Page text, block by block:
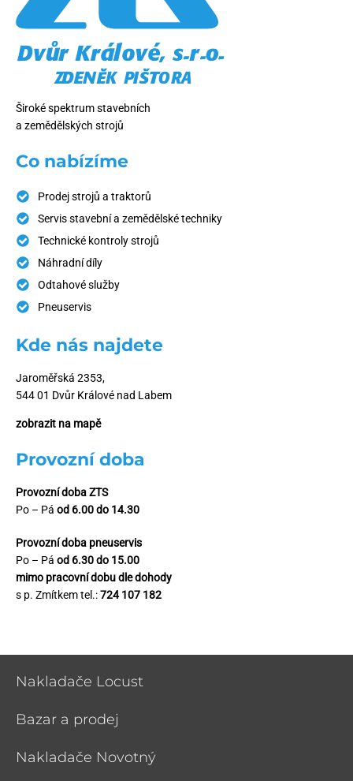
Široké spektrum stavebních
a zemědělských strojů
Co nabízíme
Prodej strojů a traktorů
Servis stavební a zemědělské techniky
Technické kontroly strojů
Náhradní díly
Odtahové služby
Pneuservis
Kde nás najdete
Jaroměřská 2353,
544 01 Dvůr Králové nad Labem
zobrazit na mapě
Provozní doba
Provozní doba ZTS
Po – Pá od 6.00 do 14.30
Provozní doba pneuservis
Po – Pá od 6.30 do 15.00
mimo pracovní dobu dle dohody
s p. Zmítkem tel.:724 107 182
Nakladače Locust
Bazar a prodej
Nakladače Novotný